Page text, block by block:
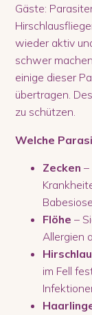
Gäste:
wieder aktiv
schwer
einige dieser
übertragen.
zu schützen.
Welche
Zecken –
Flöhe –
Allergien
im Fell